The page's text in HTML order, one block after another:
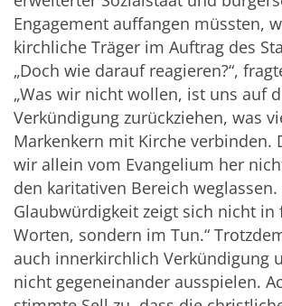
Engagement auffangen müssten,
kirchliche Träger im Auftrag des
„Doch wie darauf reagieren?“,
„Was wir nicht wollen, ist uns auf
Verkündigung zurückziehen, was
Markenkern mit Kirche verbinden.
wir allein vom Evangelium her
den karitativen Bereich
Glaubwürdigkeit zeigt sich nicht in
Worten, sondern im Tun.“
auch innerkirchlich Verkündigung
nicht gegeneinander ausspielen.